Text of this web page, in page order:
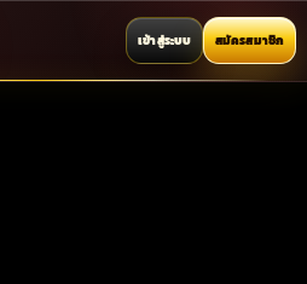
เข้าสู่ระบบ สมัครสมาชิก